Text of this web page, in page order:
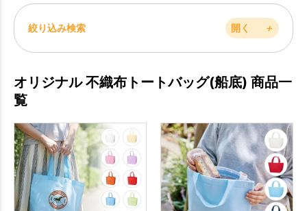
絞り込み検索 開く ＋
オリジナル 不織布トートバッグ(船底) 商品一
覧